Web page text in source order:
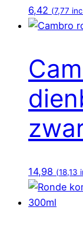
6,42 (7,77
14,98 (18,13